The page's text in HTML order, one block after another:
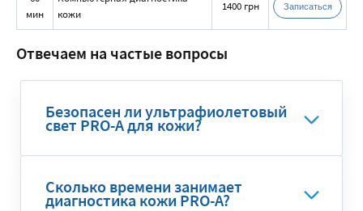
мин
кожи
1400 грн Записаться
Отвечаем на частые вопросы
Безопасен ли ультрафиолетовый
свет PRO-A для кожи?
Сколько времени занимает
диагностика кожи PRO-A?